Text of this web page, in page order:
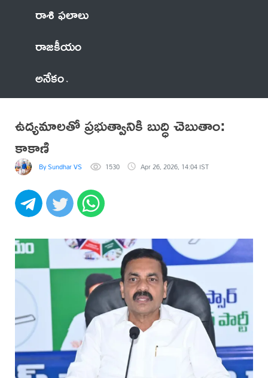
రాశి ఫలాలు
రాజకీయం
అనేకం
ఉద్యమాలతో ప్రభుత్వానికి బుద్ధి చెబుతాం:
కాకాణి
By Sundhar VS 1530 Apr 26, 2026, 14:04 IST